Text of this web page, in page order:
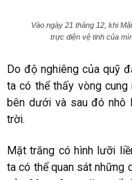
Vào ngày 21 tháng 12, khi
trực diện vệ tinh của
Do độ nghiêng của quỹ
ta có thể thấy vòng
bên dưới và sau đó
trời.
Mặt trăng có hình lưỡi
ta có thể quan sát những